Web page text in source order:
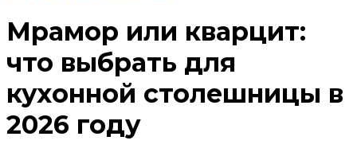
Мрамор или кварцит:
что выбрать для
кухонной столешницы в
2026 году